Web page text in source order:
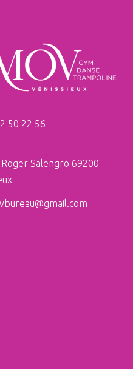
50 22 56
Salengro 69200